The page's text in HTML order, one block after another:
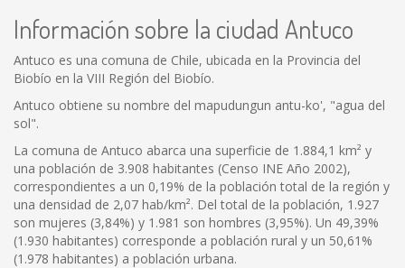
Información sobre la ciudad Antuco
Antuco es una comuna de Chile, ubicada en la Provincia del
Biobío en la VIII Región del Biobío.
Antuco obtiene su nombre del mapudungun antu-ko', "agua del
sol".
La comuna de Antuco abarca una superficie de 1.884,1 km² y
una población de 3.908 habitantes (Censo INE Año 2002),
correspondientes a un 0,19% de la población total de la región y
una densidad de 2,07 hab/km². Del total de la población, 1.927
son mujeres (3,84%) y 1.981 son hombres (3,95%). Un 49,39%
(1.930 habitantes) corresponde a población rural y un 50,61%
(1.978 habitantes) a población urbana.